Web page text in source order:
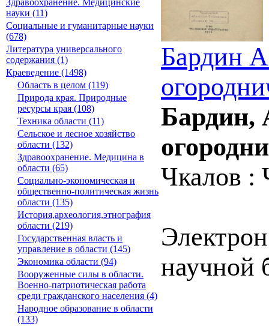
Здравоохранение. Медицинские
науки (11)
Социальные и гуманитарные науки
(678)
Литература универсального
содержания (1)
Краеведение (1498)
Область в целом (119)
Природа края. Природные
ресурсы края (108)
Техника области (11)
Сельское и лесное хозяйство
области (132)
Здравоохранение. Медицина в
области (65)
Социально-экономическая и
общественно-политическая жизнь
области (135)
История,археология,этнография
области (219)
Государственная власть и
управление в области (145)
Экономика области (94)
Вооруженные силы в области.
Военно-патриотическая работа
среди гражданского населения (4)
Народное образование в области
(133)
Бардин
Бардин,
Чкалов :
научной